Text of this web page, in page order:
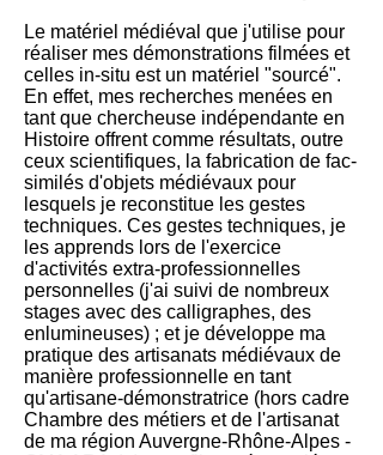
Le matériel médiéval que j'utilise pour
réaliser mes démonstrations filmées et
celles in-situ est un matériel "sourcé".
En effet, mes recherches menées en
tant que chercheuse indépendante en
Histoire offrent comme résultats, outre
ceux scientifiques, la fabrication de fac-
similés d'objets médiévaux pour
lesquels je reconstitue les gestes
techniques. Ces gestes techniques, je
les apprends lors de l'exercice
d'activités extra-professionnelles
personnelles (j'ai suivi de nombreux
stages avec des calligraphes, des
enlumineuses) ; et je développe ma
pratique des artisanats médiévaux de
manière professionnelle en tant
qu'artisane-démonstratrice (hors cadre
Chambre des métiers et de l'artisanat
de ma région Auvergne-Rhône-Alpes -